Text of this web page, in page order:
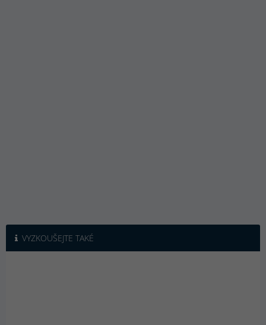
VYZKOUŠEJTE TAKÉ